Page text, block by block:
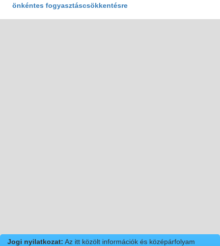
önkéntes fogyasztáscsökkentésre
Jogi nyilatkozat: Az itt közölt információk és középárfolyam